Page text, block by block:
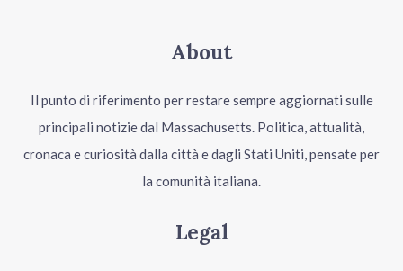
About
Il punto di riferimento per restare sempre aggiornati sulle
principali notizie dal Massachusetts. Politica, attualità,
cronaca e curiosità dalla città e dagli Stati Uniti, pensate per
la comunità italiana.
Legal